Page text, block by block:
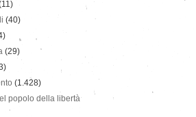
(40)
(29)
(1.428)
popolo della libertà